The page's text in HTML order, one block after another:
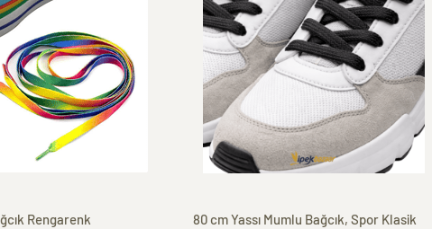
Rengarenk
80 cm Yassı Mumlu Bağcık, Spor Klasik